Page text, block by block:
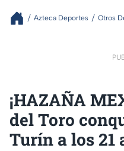
Azteca Deportes Otros
¡HAZAÑA
del Toro
Turín a los 21